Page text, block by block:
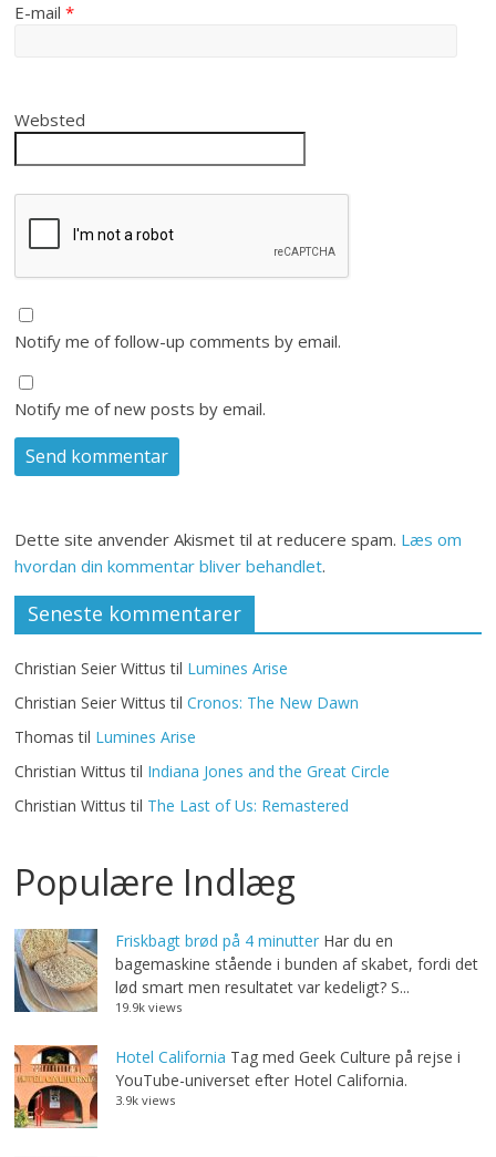
E-mail*
Websted
Notify me of follow-up comments by email.
Notify me of new posts by email.
Dette site anvender Akismet til at reducere spam. Læs om
hvordan din kommentar bliver behandlet.
Seneste kommentarer
Christian Seier Wittus til Lumines Arise
Christian Seier Wittus tilCronos: The New Dawn
Thomas til Lumines Arise
Christian Wittus til Indiana Jones and the Great Circle
Christian Wittus til The Last of Us: Remastered
Populære Indlæg
Friskbagt brød på 4 minutter Har du en
bagemaskine stående i bunden af skabet, fordi det
lød smart men resultatet var kedeligt? S...
19.9k views
Hotel California Tag med Geek Culture på rejse i
YouTube-universet efter Hotel California.
3.9k views